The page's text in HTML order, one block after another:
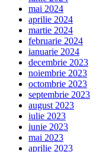
mai 2024
aprilie 2024
martie 2024
februarie 2024
ianuarie 2024
decembrie 2023
noiembrie 2023
octombrie 2023
septembrie 2023
august 2023
iulie 2023
iunie 2023
mai 2023
aprilie 2023